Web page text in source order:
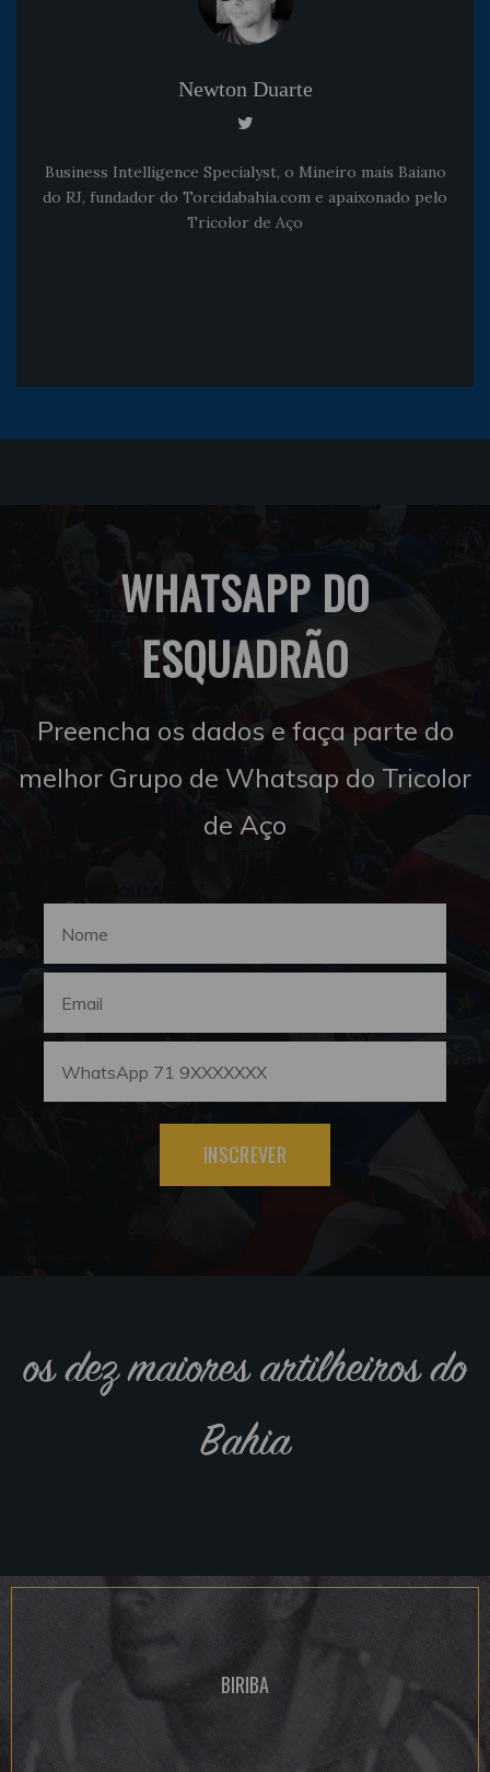
Newton Duarte
Business Intelligence Specialyst, o Mineiro mais Baiano
do RJ, fundador do Torcidabahia.com e apaixonado pelo
Tricolor de Aço
WHATSAPP DO
ESQUADRÃO
Preencha os dados e faça parte do
melhor Grupo de Whatsap do Tricolor
de Aço
INSCREVER
os dez maiores artilheiros do
Bahia
BIRIBA